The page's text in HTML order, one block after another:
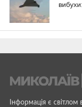
Інформація є